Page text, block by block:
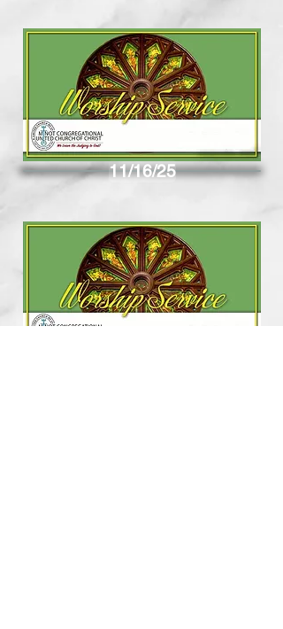
11/16/25